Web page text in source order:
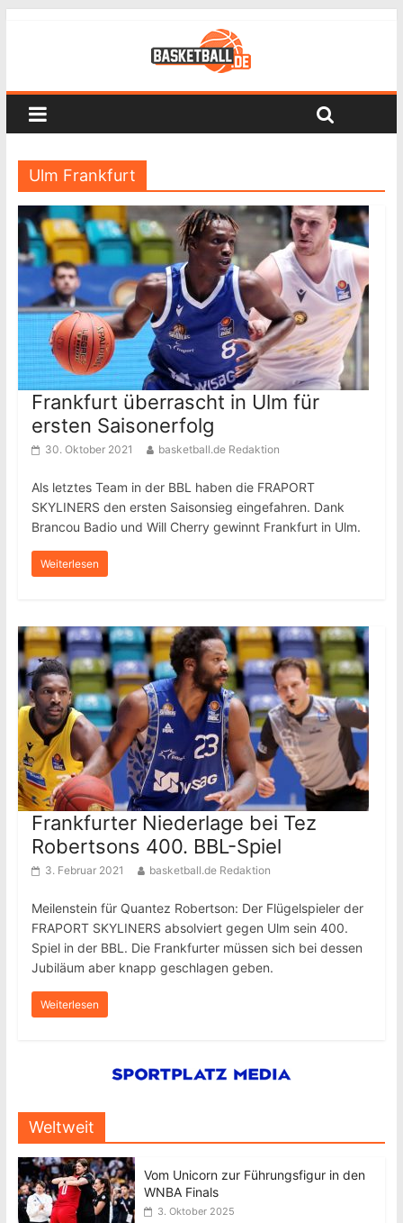
Ulm Frankfurt
Frankfurt überrascht in Ulm für
ersten Saisonerfolg
30. Oktober 2021 basketball.de Redaktion
Als letztes Team in der BBL haben die FRAPORT
SKYLINERS den ersten Saisonsieg eingefahren. Dank
Brancou Badio und Will Cherry gewinnt Frankfurt in Ulm.
Weiterlesen
Frankfurter Niederlage bei Tez
Robertsons 400. BBL-Spiel
3. Februar 2021 basketball.de Redaktion
Meilenstein für Quantez Robertson: Der Flügelspieler der
FRAPORT SKYLINERS absolviert gegen Ulm sein 400.
Spiel in der BBL. Die Frankfurter müssen sich bei dessen
Jubiläum aber knapp geschlagen geben.
Weiterlesen
Weltweit
Vom Unicorn zur Führungsfigur in den
WNBA Finals
3. Oktober 2025